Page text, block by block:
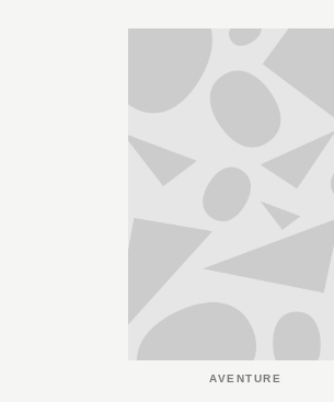
AVENTURE